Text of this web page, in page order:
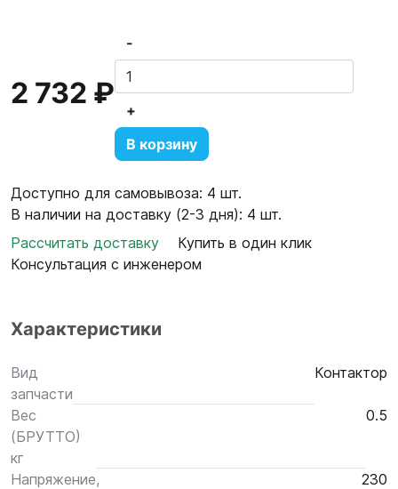
2 732 ₽
-
+
В корзину
Доступно для самовывоза: 4 шт.
В наличии на доставку (2-3 дня): 4 шт.
Рассчитать доставку
Купить в один клик
Консультация с инженером
Характеристики
Вид
запчасти
Контактор
Вес
(БРУТТО)
кг
0.5
Напряжение,
230